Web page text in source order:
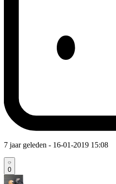
7 jaar geleden - 16-01-2019 15:08
0